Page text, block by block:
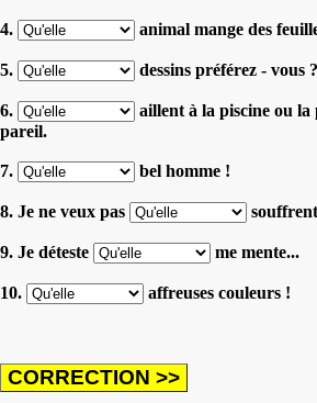
4. animal mange des
5. dessins préférez - vous ?
6.
aillent à la piscine ou
pareil.
7. bel homme !
8. Je ne veux pas
9. Je déteste me mente...
10. affreuses couleurs !